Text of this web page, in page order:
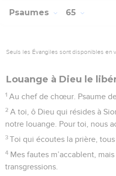
Psaumes 65
Seuls les Évangiles sont disponibles en
Louange à Dieu le
1 Au chef de chœur. Psaume
2 A toi, ô Dieu qui résides à
notre louange. Pour toi, nous
3 Toi qui écoutes la prière,
4 Mes fautes m’accablent,
transgressions.